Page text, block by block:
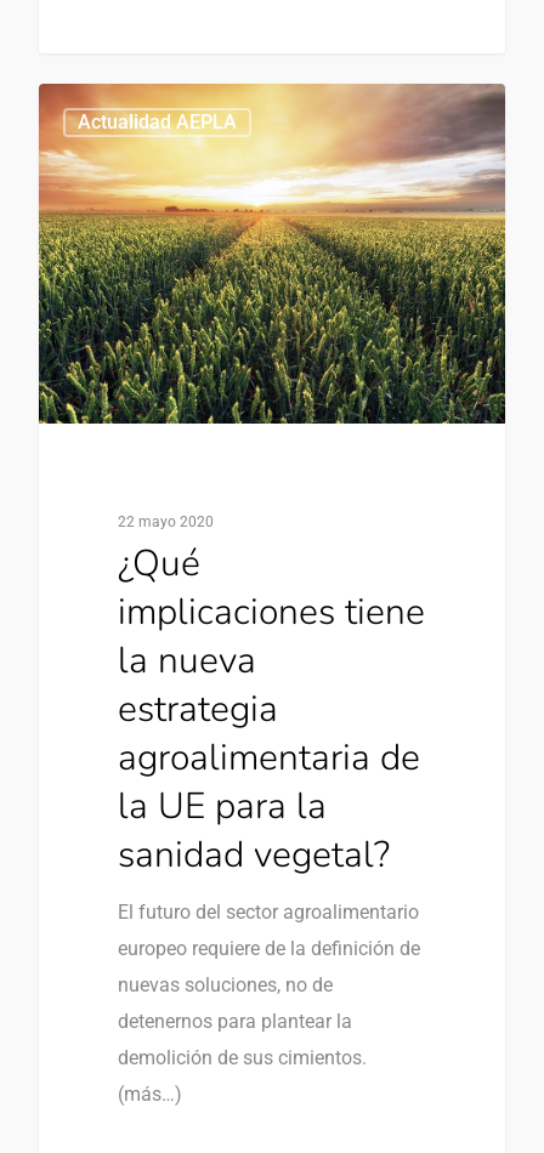
Actualidad AEPLA
22 mayo 2020
¿Qué
implicaciones tiene
la nueva
estrategia
agroalimentaria de
la UE para la
sanidad vegetal?
El futuro del sector agroalimentario
europeo requiere de la definición de
nuevas soluciones, no de
detenernos para plantear la
demolición de sus cimientos.
(más…)